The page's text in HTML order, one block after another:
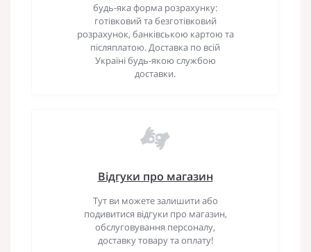
будь-яка форма розрахунку:
готівковий та безготівковий
розрахунок, банківською картою та
післяплатою. Доставка по всій
Україні будь-якою службою
доставки.
Відгуки про магазин
Тут ви можете залишити або
подивитися відгуки про магазин,
обслуговування персоналу,
доставку товару та оплату!